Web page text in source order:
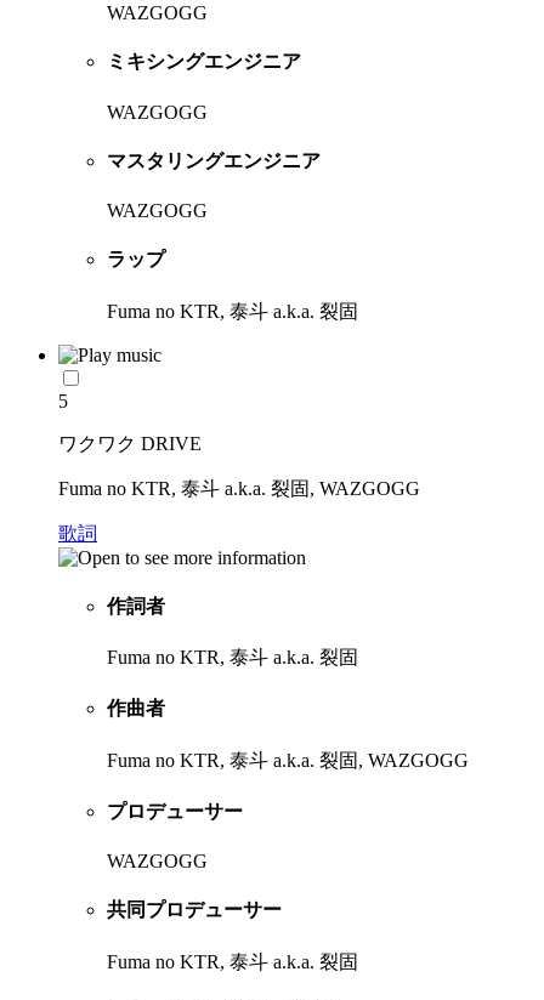
WAZGOGG
ミキシングエンジニア
WAZGOGG
マスタリングエンジニア
WAZGOGG
ラップ
Fuma no KTR, 泰斗 a.k.a. 裂固
5
ワクワク DRIVE
Fuma no KTR, 泰斗 a.k.a. 裂固, WAZGOGG
歌詞
作詞者
Fuma no KTR, 泰斗 a.k.a. 裂固
作曲者
Fuma no KTR, 泰斗 a.k.a. 裂固, WAZGOGG
プロデューサー
WAZGOGG
共同プロデューサー
Fuma no KTR, 泰斗 a.k.a. 裂固